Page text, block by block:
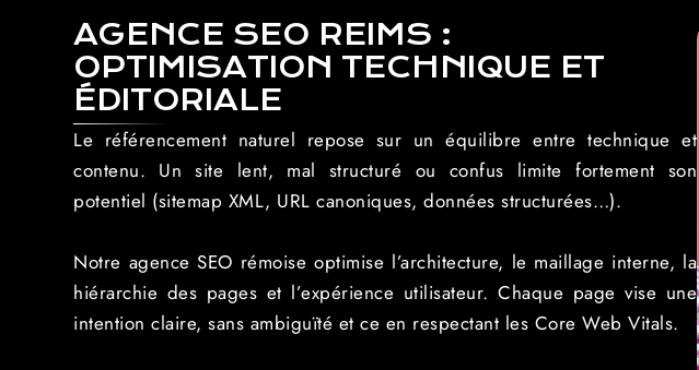
AGENCE SEO REIMS :
OPTIMISATION TECHNIQUE ET
ÉDITORIALE
Le référencement naturel repose sur un équilibre entre technique et
contenu. Un site lent, mal structuré ou confus limite fortement son
potentiel (sitemap XML, URL canoniques, données structurées…).
Notre agence SEO rémoise optimise l’architecture, le maillage interne, la
hiérarchie des pages et l’expérience utilisateur. Chaque page vise une
intention claire, sans ambiguïté et ce en respectant les Core Web Vitals.